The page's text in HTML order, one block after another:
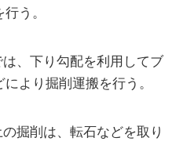
う。
、下り勾配を利用してブ
より掘削運搬を行う。
掘削は、転石などを取り